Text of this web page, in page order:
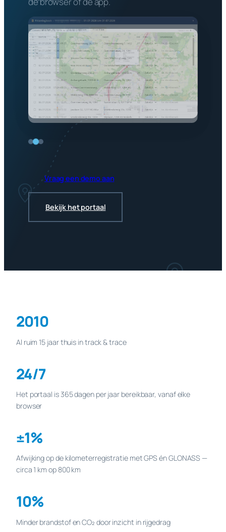
Vraag een demo aan
Bekijk het portaal
2010
Al ruim 15 jaar thuis in track & trace
24/7
Het portaal is 365 dagen per jaar bereikbaar, vanaf elke
browser
±1%
Afwijking op de kilometerregistratie met GPS én GLONASS —
circa 1 km op 800 km
10%
Minder brandstof en CO₂ door inzicht in rijgedrag